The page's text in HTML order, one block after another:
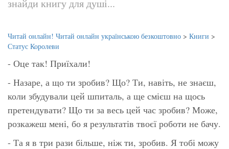
знайди книгу для душі...
Читай онлайн! Читай онлайн українською безкоштовно > Книги >
Статус Королеви
- Оце так! Приїхали!
- Назаре, а що ти зробив? Що? Ти, навіть, не знаєш,
коли збудували цей шпиталь, а ще смієш на щось
претендувати? Що ти за весь цей час зробив? Може,
розкажеш мені, бо я результатів твоєї роботи не бачу.
- Та я в три рази більше, ніж ти, зробив. Я тобі можу